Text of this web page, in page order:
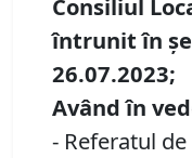
Consiliul
întrunit în
26.07.2023;
Având în
- Referatul